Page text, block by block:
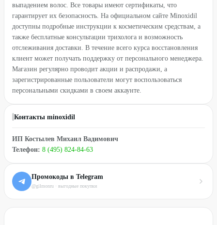
выпадением волос. Все товары имеют сертификаты, что
гарантирует их безопасность. На официальном сайте Minoxidil
доступны подробные инструкции к косметическим средствам, а
также бесплатные консультации трихолога и возможность
отслеживания доставки. В течение всего курса восстановления
клиент может получать поддержку от персонального менеджера.
Магазин регулярно проводит акции и распродажи, а
зарегистрированные пользователи могут воспользоваться
персональными скидками в своем аккаунте.
Контакты minoxidil
ИП Костылев Михаил Вадимович
Телефон: 8 (495) 824-84-63
Промокоды в Telegram
@gilmonru · выгодные покупки